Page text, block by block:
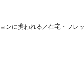
に携われる／在宅・フレ